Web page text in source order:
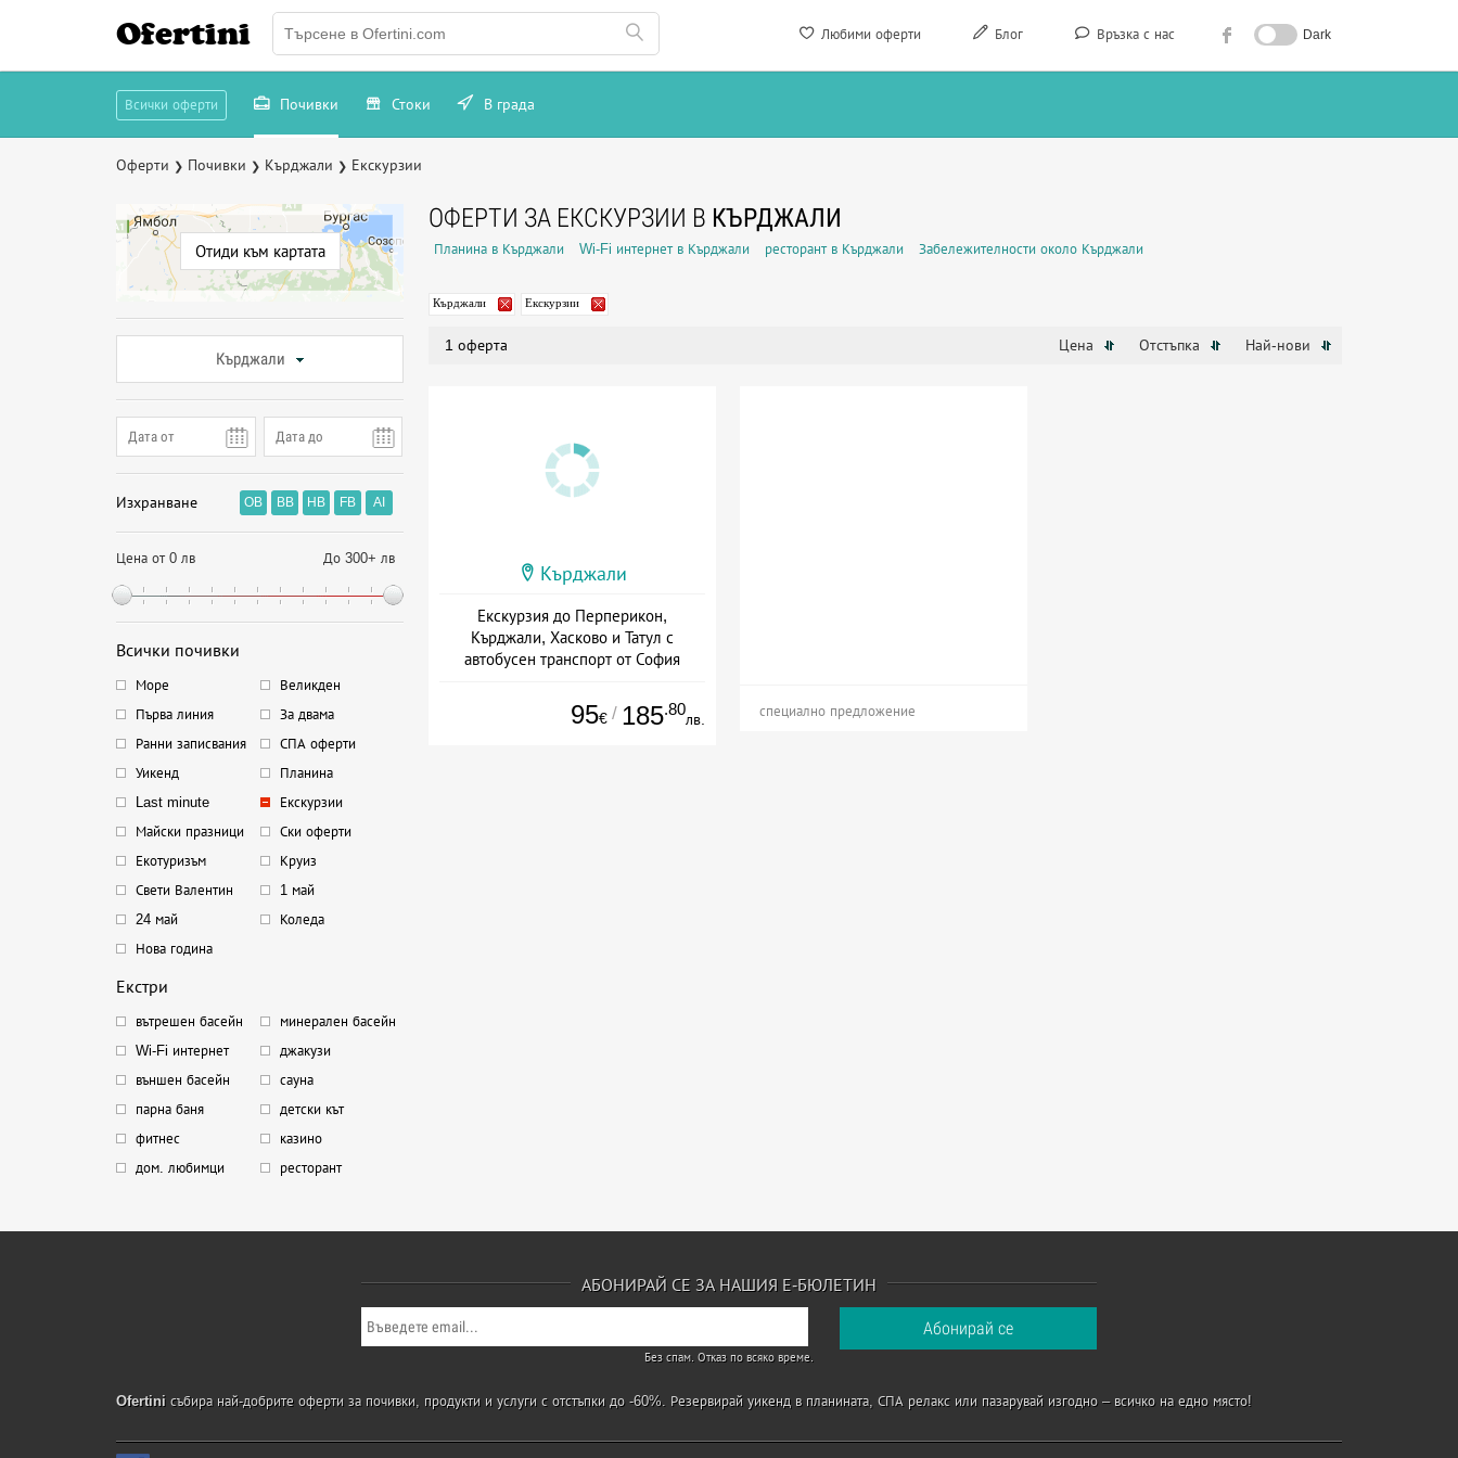
Любими оферти Блог Връзка с нас Dark
Ofertini
Всички оферти Почивки Стоки В града
Оферти ❯ Почивки ❯ Кърджали ❯ Екскурзии
Отиди към картата
Кърджали
Изхранване OB BB HB FB AI
Цена от 0 лв До 300+ лв
Всички почивки
Море
Великден
Първа линия
За двама
Ранни записвания
СПА оферти
Уикенд
Планина
Last minute
Екскурзии
Майски празници
Ски оферти
Екотуризъм
Круиз
Свети Валентин
1 май
24 май
Коледа
Нова година
Екстри
вътрешен басейн
минерален басейн
Wi-Fi интернет
джакузи
външен басейн
сауна
парна баня
детски кът
фитнес
казино
дом. любимци
ресторант
ОФЕРТИ ЗА ЕКСКУРЗИИ В КЪРДЖАЛИ
Планина в Кърджали Wi-Fi интернет в Кърджали ресторант в Кърджали Забележителности около Кърджали
Кърджали Екскурзии
1 оферта Цена Отстъпка Най-нови
Кърджали
Екскурзия до Перперикон,
Кърджали, Хасково и Татул с
автобусен транспорт от София
95€ / 185.80
лв. специално предложение
АБОНИРАЙ СЕ ЗА НАШИЯ Е-БЮЛЕТИН
Без спам. Отказ по всяко време.
Ofertini събира най-добрите оферти за почивки, продукти и услуги с отстъпки до -60%. Резервирай уикенд в планината, СПА релакс или пазарувай изгодно – всичко на едно място!